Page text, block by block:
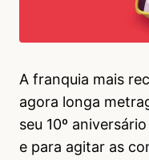
A franquia mais
agora longa
seu 10º
e para agitar as